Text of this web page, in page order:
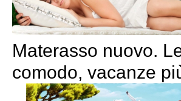
Materasso nuovo.
comodo, vacanze